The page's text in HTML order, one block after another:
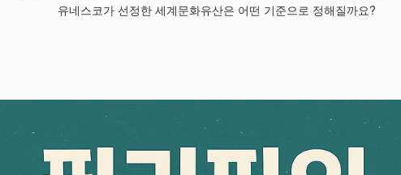
유네스코가 선정한 세계문화유산은 어떤 기준으로 정해질까요?